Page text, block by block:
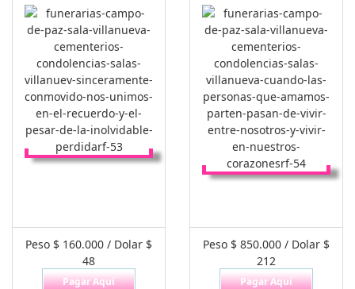
Peso $ 160.000 / Dolar $
48
Pagar Aquí
Peso $ 850.000 / Dolar $
212
Pagar Aquí